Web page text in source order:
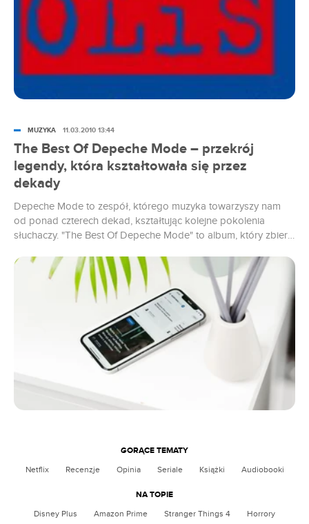
The Best Of Depeche Mode – przekrój
legendy, która kształtowała się przez
dekady
Depeche Mode to zespół, którego muzyka towarzyszy nam
od ponad czterech dekad, kształtując kolejne pokolenia
słuchaczy. "The Best Of Depeche Mode" to album, który zbiera
zarówno muzycznym podsumowaniem, jak i hołdem dla jej
dorobku. Czy warto sięgnąć po ten zestaw?
MUZYKA 11.03.2010 13:44
GORĄCE TEMATY
Netflix Recenzje Opinia Seriale Książki Audiobooki
NA TOPIE
Disney Plus Amazon Prime Stranger Things 4 Horrory